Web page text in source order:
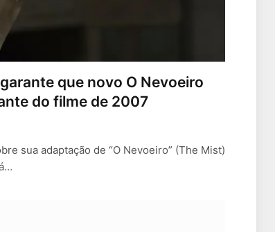
que novo O Nevoeiro
do filme de 2007
sua adaptação de “O Nevoeiro” (The Mist)